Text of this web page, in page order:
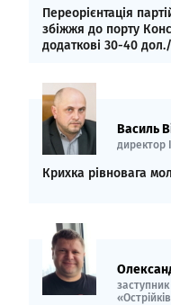
Переорієнтація
збіжжя до порту
додаткові 30-40
Василь
директор
Крихка рівновага